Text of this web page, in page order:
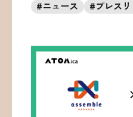
お問
#ニュース #プレス